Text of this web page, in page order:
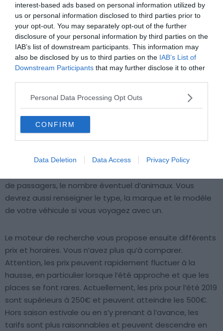
interest-based ads based on personal information utilized by
us or personal information disclosed to third parties prior to
your opt-out. You may separately opt-out of the further
disclosure of your personal information by third parties on the
IAB’s list of downstream participants. This information may
also be disclosed by us to third parties on the IAB’s List of
Downstream Participants that may further disclose it to other
Personal Data Processing Opt Outs
CONFIRM
Data Deletion Data Access Privacy Policy
Crédit Photo : De David Herraez Calzada / Shutterstock.com
Comme lors d’un trajet en avion ou avec d’autres
transports, il est recommandé de réserver votre billet
plusieurs semaines à l’avancesi vous en avez la
possibilité. Pour réserver un billet, c’est très simple :
renseignez sur le site de Direct Ferries vos dates de
la destination souhaitée en Corse. Il vous sera
de passagers, le nombre éventuel d’animaux. Vous
devrez aussi renseigner le type, la marque et le modèle
de votre véhicule si vous voyagez avec un.
Le moteur de recherche vous propose ensuite différents
prix et horaires. Vous n’avez plus qu’à comparer.
Attention, les prix peuvent rapidement fluctuer à la
hausse, en particulier lorsque l’été approche et que les
places se font rares. Actuellement, les prix pour l’été 2019
sont supérieurs à 250€ et peuvent atteindre les 500€.
Hors saison estivale ou en s’y prenant à l’avance, les
tarifs sont plus raisonnables et peuvent descendre en